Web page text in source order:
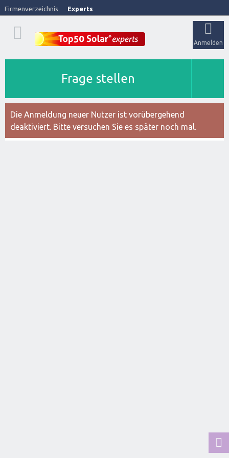
Firmenverzeichnis Experts
Anmelden
Frage stellen
Die Anmeldung neuer Nutzer ist vorübergehend
deaktiviert. Bitte versuchen Sie es später noch mal.